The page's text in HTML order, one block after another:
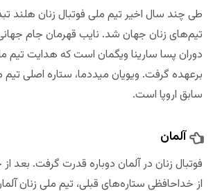
طی چند سال اخیر تیم ملی فوتبال زنان هلند
تیم‌های زنان جهان شد. نایب قهرمان جام
دوران پسا سارینا ویگمان است که هدایت تیم
برعهده گرفت. ویویان میددما، ستاره اصلی
سابق اروپا است.
آلمان
فوتبال زنان در آلمان دوباره قدرت گرفت. بعد
از خداحافظی ستاره‌های قبلی، تیم ملی زنان